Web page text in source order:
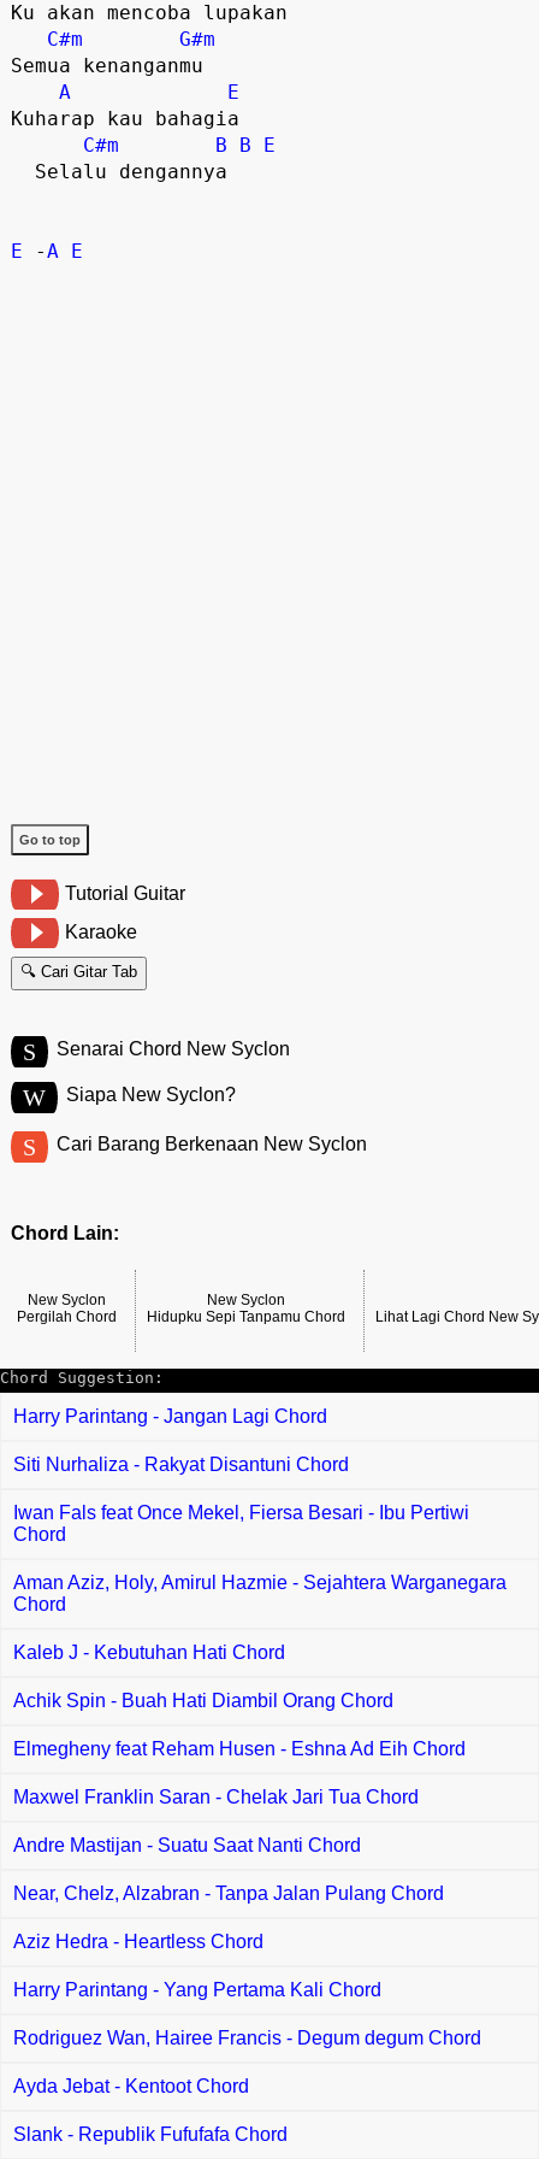
Ku akan mencoba lupakan
C#m
G#m
Semua kenanganmu
A
E
Kuharap kau bahagia
C#m
B B
E
E -A E
Go to top
Tutorial Guitar
Karaoke
🔍 Cari Gitar Tab
S Senarai Chord New Syclon
W Siapa New Syclon?
S Cari Barang Berkenaan New Syclon
Chord Lain:
New Syclon
Pergilah Chord
New Syclon
Hidupku Sepi Tanpamu Chord
Lihat Lagi Chord New
Chord Suggestion:
Harry Parintang - Jangan Lagi Chord
Siti Nurhaliza - Rakyat Disantuni Chord
Iwan Fals feat Once Mekel, Fiersa Besari - Ibu Pertiwi
Chord
Aman Aziz, Holy, Amirul Hazmie - Sejahtera Warganegara
Chord
Kaleb J - Kebutuhan Hati Chord
Achik Spin - Buah Hati Diambil Orang Chord
Elmegheny feat Reham Husen - Eshna Ad Eih Chord
Maxwel Franklin Saran - Chelak Jari Tua Chord
Andre Mastijan - Suatu Saat Nanti Chord
Near, Chelz, Alzabran - Tanpa Jalan Pulang Chord
Aziz Hedra - Heartless Chord
Harry Parintang - Yang Pertama Kali Chord
Rodriguez Wan, Hairee Francis - Degum degum Chord
Ayda Jebat - Kentoot Chord
Slank - Republik Fufufafa Chord